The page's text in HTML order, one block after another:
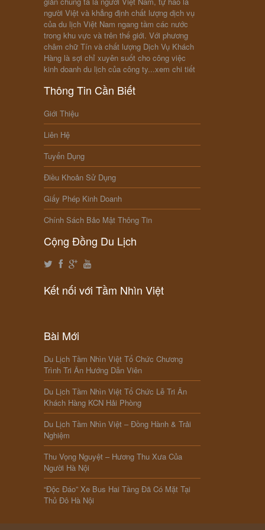
người Việt và khẳng định chất lượng dịch vụ
của du lịch Việt Nam ngang tầm các nước
trong khu vực và trên thế giới. Với phương
châm chữ Tín và chất lượng Dịch Vụ Khách
Hàng là sợi chỉ xuyên suốt cho công việc
kinh doanh du lịch của công ty...xem chi tiết
Thông Tin Cần Biết
Giới Thiệu
Liên Hệ
Tuyển Dụng
Điều Khoản Sử Dụng
Giấy Phép Kinh Doanh
Chính Sách Bảo Mật Thông Tin
Cộng Đồng Du Lịch
Kết nối với Tầm Nhìn Việt
Bài Mới
Du Lịch Tầm Nhìn Việt Tổ Chức Chương
Trình Tri Ân Hướng Dẫn Viên
Du Lịch Tầm Nhìn Việt Tổ Chức Lễ Tri Ân
Khách Hàng KCN Hải Phòng
Du Lịch Tầm Nhìn Việt – Đồng Hành & Trải
Nghiệm
Thu Vọng Nguyệt – Hương Thu Xưa Của
Người Hà Nội
“Độc Đáo” Xe Bus Hai Tầng Đã Có Mặt Tại
Thủ Đô Hà Nội